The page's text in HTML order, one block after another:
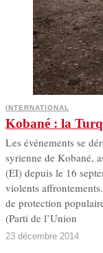
INTERNATIONAL
Kobané : la
L es événements se
syrienne de Kobané,
(EI) depuis le 16
violents
de protection
(Parti de l’Union
23 décembre 2014